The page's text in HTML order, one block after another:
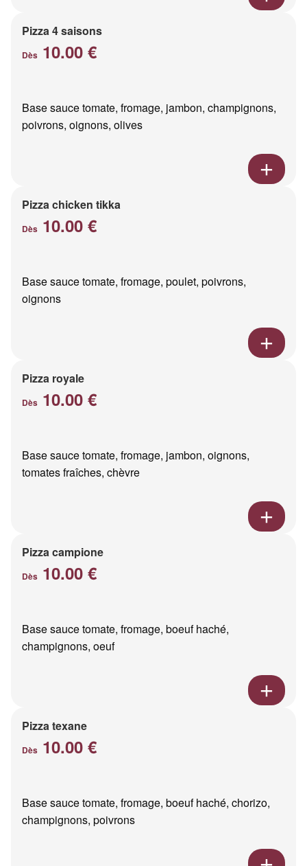
Pizza 4 saisons
Dès 10.00 €
Base sauce tomate, fromage, jambon, champignons,
poivrons, oignons, olives
Pizza chicken tikka
Dès 10.00 €
Base sauce tomate, fromage, poulet, poivrons,
oignons
Pizza royale
Dès 10.00 €
Base sauce tomate, fromage, jambon, oignons,
tomates fraîches, chèvre
Pizza campione
Dès 10.00 €
Base sauce tomate, fromage, boeuf haché,
champignons, oeuf
Pizza texane
Dès 10.00 €
Base sauce tomate, fromage, boeuf haché, chorizo,
champignons, poivrons